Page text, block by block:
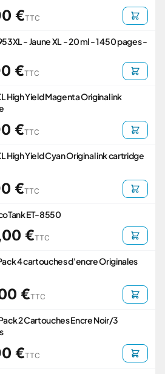
€TTC
- Jaune XL - 20 ml - 1 450 pages -
€TTC
High Yield Magenta Original ink
€TTC
High Yield Cyan Original ink cartridge
€TTC
ET-8550
€TTC
4 cartouches d'encre Originales
€TTC
2 Cartouches Encre Noir/3
€TTC